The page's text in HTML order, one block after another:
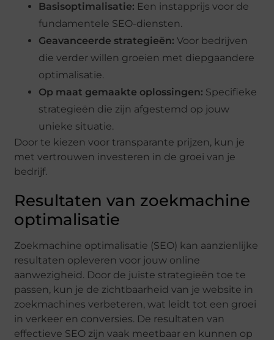
Basisoptimalisatie: Een instapprijs voor de
fundamentele SEO-diensten.
Geavanceerde strategieën: Voor bedrijven
die verder willen groeien met diepgaandere
optimalisatie.
Op maat gemaakte oplossingen: Specifieke
strategieën die zijn afgestemd op jouw
unieke situatie.
Door te kiezen voor transparante prijzen, kun je
met vertrouwen investeren in de groei van je
bedrijf.
Resultaten van zoekmachine
optimalisatie
Zoekmachine optimalisatie (SEO) kan aanzienlijke
resultaten opleveren voor jouw online
aanwezigheid. Door de juiste strategieën toe te
passen, kun je de zichtbaarheid van je website in
zoekmachines verbeteren, wat leidt tot een groei
in verkeer en conversies. De resultaten van
effectieve SEO zijn vaak meetbaar en kunnen op